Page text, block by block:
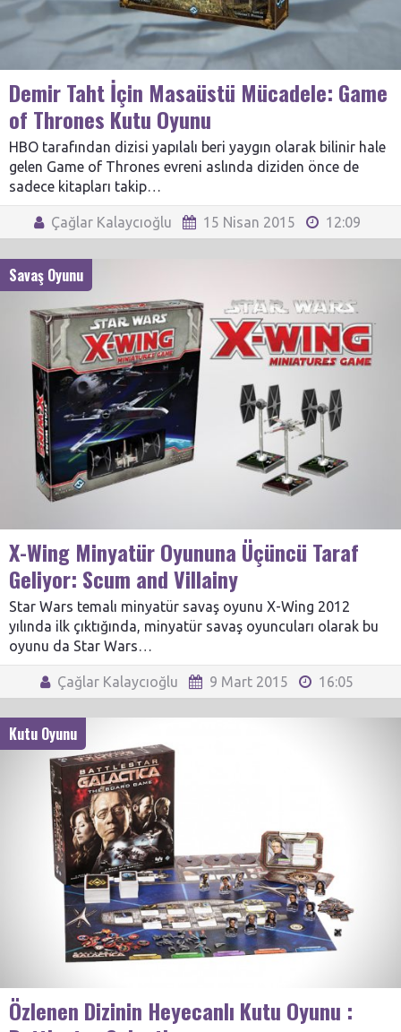
Demir Taht İçin Masaüstü Mücadele: Game
of Thrones Kutu Oyunu
HBO tarafından dizisi yapılalı beri yaygın olarak bilinir hale
gelen Game of Thrones evreni aslında diziden önce de
sadece kitapları takip…
Çağlar Kalaycıoğlu 15 Nisan 2015 12:09
Savaş Oyunu
X-Wing Minyatür Oyununa Üçüncü Taraf
Geliyor: Scum and Villainy
Star Wars temalı minyatür savaş oyunu X-Wing 2012
yılında ilk çıktığında, minyatür savaş oyuncuları olarak bu
oyunu da Star Wars…
Çağlar Kalaycıoğlu 9 Mart 2015 16:05
Kutu Oyunu
Özlenen Dizinin Heyecanlı Kutu Oyunu :